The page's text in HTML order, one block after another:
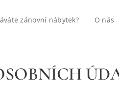
zánovní nábytek? O nás